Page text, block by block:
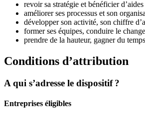
revoir sa stratégie et bénéficier
améliorer ses processus et son
développer son activité, son chiffre
former ses équipes, conduire le
prendre de la hauteur, gagner du
Conditions d’attribution
A qui s’adresse le dispositif ?
Entreprises éligibles